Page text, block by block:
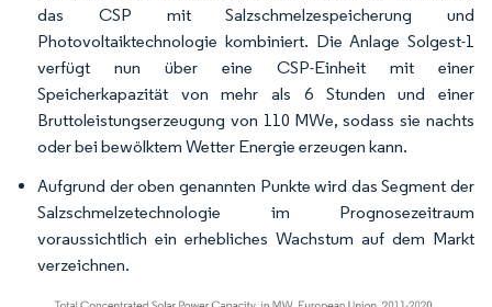
das CSP mit Salzschmelzespeicherung und
Photovoltaiktechnologie kombiniert. Die Anlage Solgest-1
verfügt nun über eine CSP-Einheit mit einer
Speicherkapazität von mehr als 6 Stunden und einer
Bruttoleistungserzeugung von 110 MWe, sodass sie nachts
oder bei bewölktem Wetter Energie erzeugen kann.
Aufgrund der oben genannten Punkte wird das Segment der
Salzschmelzetechnologie im Prognosezeitraum
voraussichtlich ein erhebliches Wachstum auf dem Markt
verzeichnen.